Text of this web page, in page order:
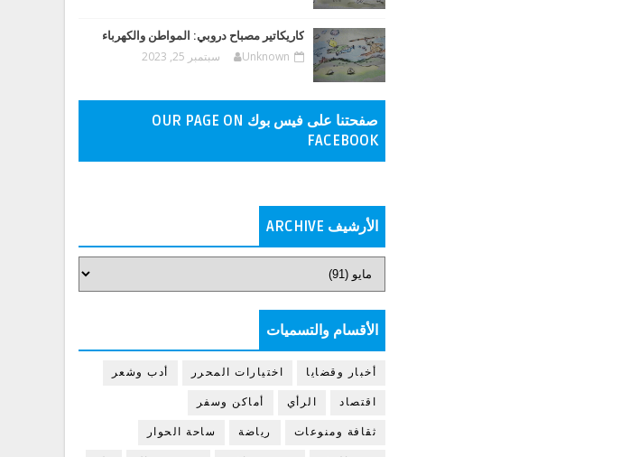
كاريكاتير مصباح دروبي: المواطن والكهرباء
Unknown سبتمبر 25, 2023
صفحتنا على فيس بوك OUR PAGE ON
FACEBOOK
الأرشيف ARCHIVE
الأقسام والتسميات
أخبار وقضايا اختيارات المحرر أدب وشعر
اقتصاد الرأي أماكن وسفر
ثقافة ومنوعات رياضة ساحة الحوار